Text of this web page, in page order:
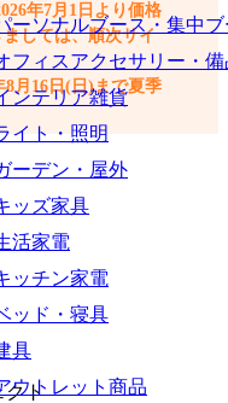
ーソナルブース・集中
フィスアクセサリー・備
ンテリア雑貨
イト・照明
ーデン・屋外
ッズ家具
活家電
ッチン家電
ッド・寝具
具
ウトレット商品
年7月1日より価格
しては、順次サイ
8月16日(日)まで夏季
クト